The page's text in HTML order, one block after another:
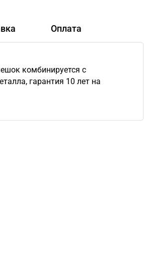
Оплата
комбинируется с
гарантия 10 лет на